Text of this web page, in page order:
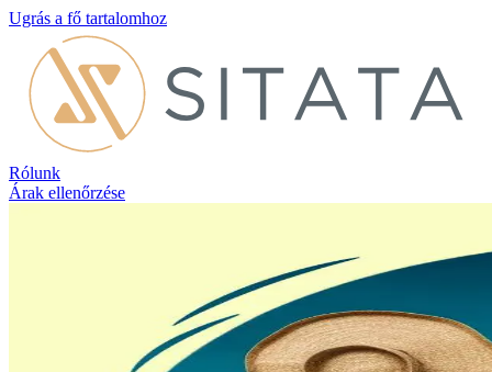
Ugrás a fő tartalomhoz
Rólunk
Árak ellenőrzése